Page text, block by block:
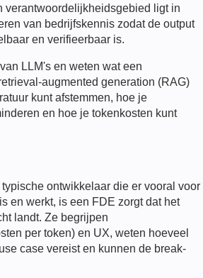
verantwoordelijkheidsgebied ligt in
van bedrijfskennis zodat de output
en verifieerbaar is.
LLM's en weten wat een
augmented generation (RAG)
kunt afstemmen, hoe je
en hoe je tokenkosten kunt
typische ontwikkelaar die er vooral voor
en werkt, is een FDE zorgt dat het
landt. Ze begrijpen
per token) en UX, weten hoeveel
case vereist en kunnen de break-